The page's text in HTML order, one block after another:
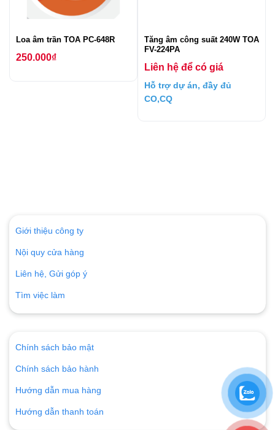
Loa âm trần TOA PC-648R
250.000₫
Tăng âm công suất 240W TOA
FV-224PA
Liên hệ để có giá
Hỗ trợ dự án, đầy đủ
CO,CQ
Giới thiệu công ty
Nội quy cửa hàng
Liên hệ, Gửi góp ý
Tìm việc làm
Chính sách bảo mật
Chính sách bảo hành
Hướng dẫn mua hàng
Hướng dẫn thanh toán